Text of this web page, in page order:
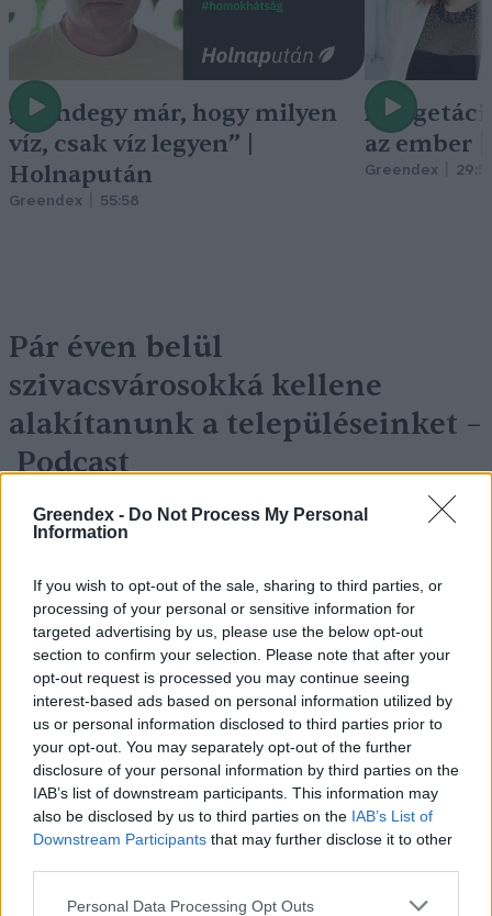
Greendex - Do Not Process My Personal
Information
If you wish to opt-out of the sale, sharing to third parties, or
processing of your personal or sensitive information for
targeted advertising by us, please use the below opt-out
section to confirm your selection. Please note that after your
opt-out request is processed you may continue seeing
interest-based ads based on personal information utilized by
us or personal information disclosed to third parties prior to
your opt-out. You may separately opt-out of the further
disclosure of your personal information by third parties on the
IAB’s list of downstream participants. This information may
also be disclosed by us to third parties on the IAB’s List of
Downstream Participants that may further disclose it to other
Personal Data Processing Opt Outs
„Mindegy már, hogy milyen
víz, csak víz legyen” |
Holnapután
Greendex 55:58
A
az ember
Greendex
Pár éven belül
szivacsvárosokká kellene
alakítanunk a településeinket –
Podcast